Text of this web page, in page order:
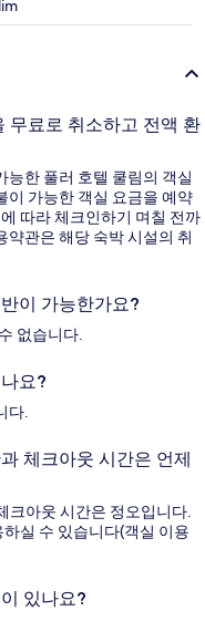
무료로 취소하고 전액 환
능한 풀러 호텔 쿨림의 객실
이 가능한 객실 요금을 예약
따라 체크인하기 며칠 전까
약관은 해당 숙박 시설의 취
이 가능한가요?
없습니다.
요?
다.
체크아웃 시간은 언제
크아웃 시간은 정오입니다.
실 수 있습니다(객실 이용
있나요?